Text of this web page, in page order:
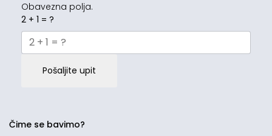
Obavezna polja.
2 + 1 = ?
Pošaljite upit
Čime se bavimo?